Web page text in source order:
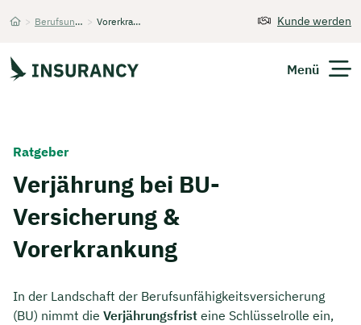
> Berufsunfähigkeitsversicherung > Vorerkrankung Kunde werden
Menü
Finanzen
Expats
Über Uns
Ratgeber
Verjährung bei BU-
Versicherung &
Vorerkrankung
In der Landschaft der Berufsunfähigkeitsversicherung
(BU) nimmt die Verjährungsfrist eine Schlüsselrolle ein,